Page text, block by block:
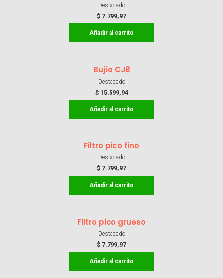
Destacado
$ 7.799,97
Añadir al carrito
Bujía CJ8
Destacado
$15.599,94
Añadir al carrito
Filtro pico fino
Destacado
$ 7.799,97
Añadir al carrito
Filtro pico grueso
Destacado
$ 7.799,97
Añadir al carrito